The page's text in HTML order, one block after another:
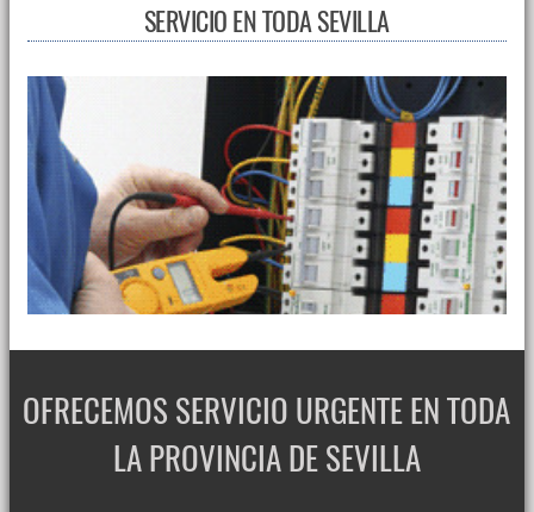
SERVICIO EN TODA SEVILLA
OFRECEMOS SERVICIO URGENTE EN TODA
LA PROVINCIA DE SEVILLA